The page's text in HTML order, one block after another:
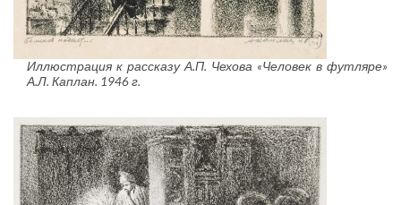
Иллюстрация к рассказу А.П. Чехова «Человек в футляре»
А.Л. Каплан. 1946 г.